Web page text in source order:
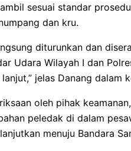
sesuai standar
dan kru.
diturunkan dan
Udara Wilayah I dan
jelas Danang dalam
oleh pihak
peledak di dalam
menuju Bandara